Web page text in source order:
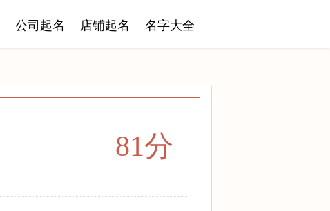
公司起名 店铺起名 名字大全
81分